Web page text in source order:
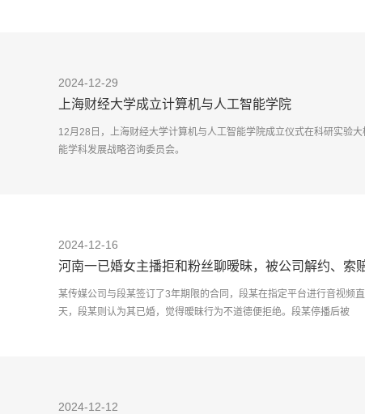
2024-12-29
上海财经大学成立计算机与人工智能学院
12月28日，上海财经大学计算机与人工智能学院成立仪式在科研实验
能学科发展战略咨询委员会。
2024-12-16
河南一已婚女主播拒和粉丝聊暧昧，被公司解约、索
某传媒公司与段某签订了3年期限的合同，段某在指定平台进行音视频
天，段某则认为其已婚，觉得暧昧行为不道德便拒绝。段某停播后被
2024-12-12